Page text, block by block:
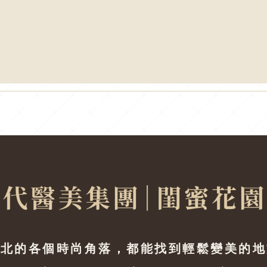
的各個時尚角落，都能找到輕鬆變美的